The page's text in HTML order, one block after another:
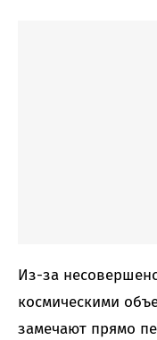
Из-за
космическими
замечают прямо